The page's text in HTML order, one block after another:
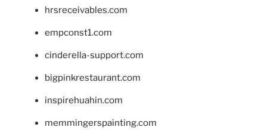
hrsreceivables.com
empconst1.com
cinderella-support.com
bigpinkrestaurant.com
inspirehuahin.com
memmingerspainting.com